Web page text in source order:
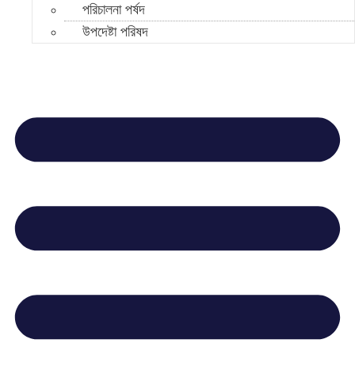
পরিচালনা পর্ষদ
উপদেষ্টা পরিষদ